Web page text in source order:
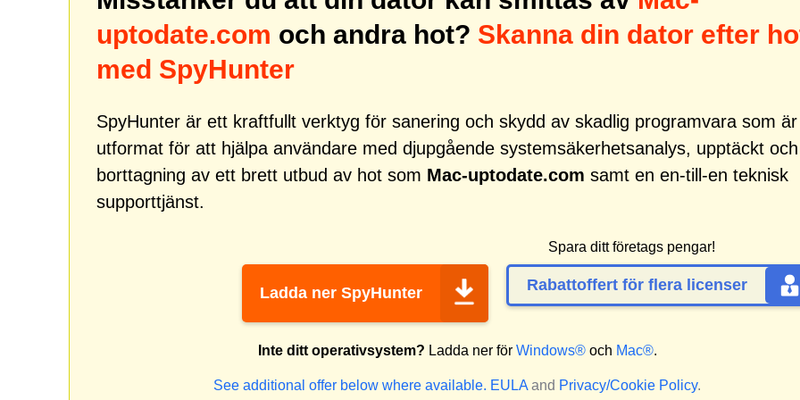
uptodate.com och andra hot? Skanna din dator efter
med SpyHunter
SpyHunter är ett kraftfullt verktyg för sanering och skydd av skadlig programvara som är
utformat för att hjälpa användare med djupgående systemsäkerhetsanalys, upptäckt och
borttagning av ett brett utbud av hot som Mac-uptodate.com samt en en-till-en teknisk
supporttjänst.
Ladda ner SpyHunter
Spara ditt företags pengar!
Rabattoffert för flera licenser
Inte ditt operativsystem? Ladda ner för Windows®och Mac®.
See additional offer below where available. EULA and Privacy/Cookie Policy.